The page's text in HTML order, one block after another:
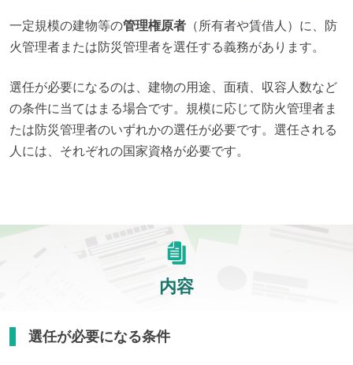
一定規模の建物等の管理権原者 （所有者や賃借人）に、防
火管理者または防災管理者を選任する義務があります。
選任が必要になるのは、建物の用途、面積、収容人数など
の条件に当てはまる場合です。規模に応じて防火管理者ま
たは防災管理者のいずれかの選任が必要です。選任される
人には、それぞれの国家資格が必要です。
内容
選任が必要になる条件